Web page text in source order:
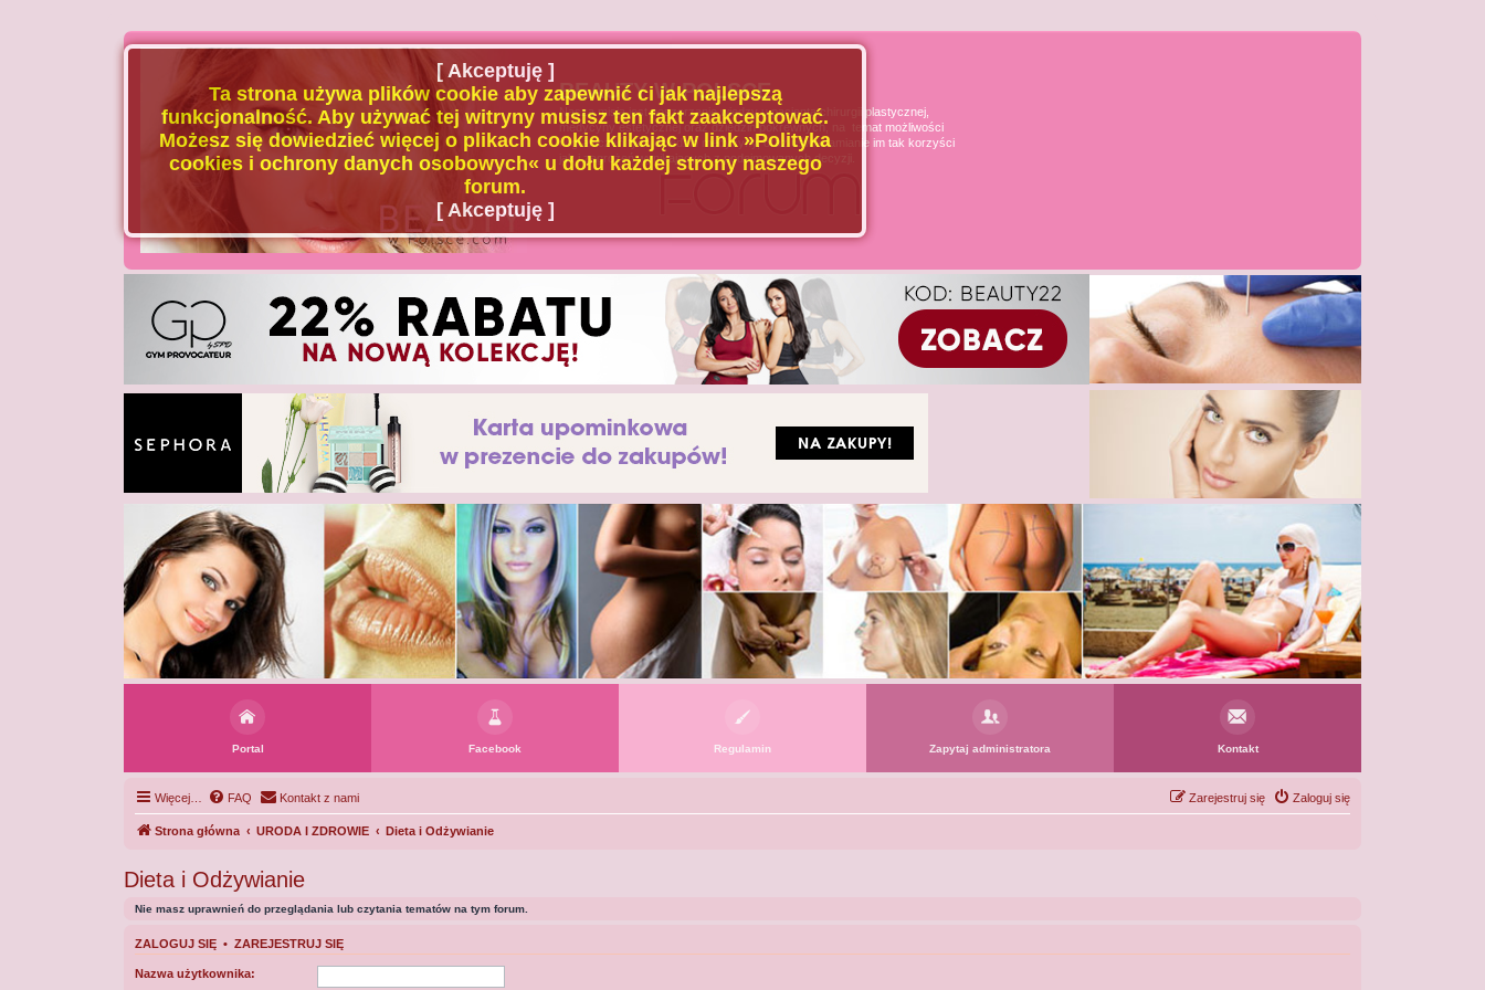
BEAUTY W POLSCE
Naszą misją jest poszerzanie wiedzy u pacjenta chirurgii plastycznej,
medycyny estetycznej oraz dziedzin pokrewnych, na temat możliwości
i ograniczeń tych dziedzin medycyny, oraz uświadamianie im tak korzyści
jak i zagrożeń wynikających z podejmowanych decyzji.
Portal Facebook Regulamin Zapytaj administratora Kontakt
Więcej… FAQ Kontakt z nami Zaloguj się
Zarejestruj się
Strona główna URODA I ZDROWIE Dieta i Odżywianie
Dieta i Odżywianie
Nie masz uprawnień do przeglądania lub czytania tematów na tym forum.
ZALOGUJ SIĘ • ZAREJESTRUJ SIĘ
Nazwa użytkownika:
[ Akceptuję ]
Ta strona używa plików cookie aby zapewnić ci jak najlepszą
funkcjonalność. Aby używać tej witryny musisz ten fakt zaakceptować.
Możesz się dowiedzieć więcej o plikach cookie klikając w link »Polityka
cookies i ochrony danych osobowych« u dołu każdej strony naszego
forum.
[ Akceptuję ]